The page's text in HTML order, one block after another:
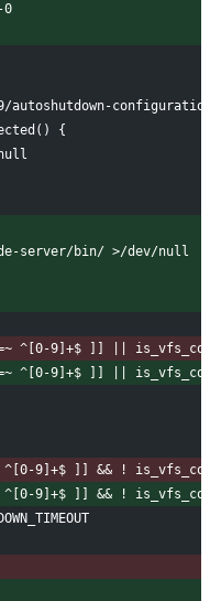
0
autoshutdown-
{
server/bin/ >/dev/null
^[0-9]+$ ]] ||
^[0-9]+$ ]] ||
9]+$ ]] && !
9]+$ ]] && !